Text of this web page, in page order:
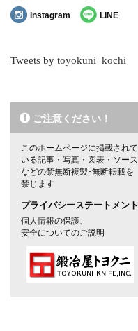
Instagram LINE
Tweets by toyokuni_kochi
ご注意ください！
このホームページに掲載されて
いる記事・写真・図表・ソース
などの禁無断複製･無断転載を
禁じます
プライバシーステートメント
個人情報の保護、
安全についてのご説明